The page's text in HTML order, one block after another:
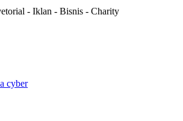
- Iklan - Bisnis - Charity
cyber